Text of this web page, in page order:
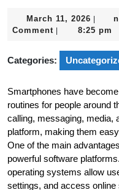
March 11, 2026 March
11,
Comment
8:25 pm
Categories:
Smartphones have
routines for people around
calling, messaging, media,
platform, making them
One of the main
powerful software
operating systems allow
settings, and access